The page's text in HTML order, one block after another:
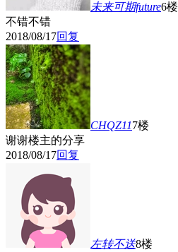
未来可期future6楼
不错不错
2018/08/17回复
CHQZ117楼
谢谢楼主的分享
2018/08/17回复
左转不送8楼